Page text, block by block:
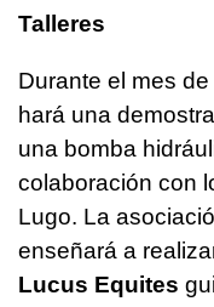
Talleres
Durante el mes de
hará una
una bomba
colaboración con
Lugo. La
enseñará a
Lucus Equites